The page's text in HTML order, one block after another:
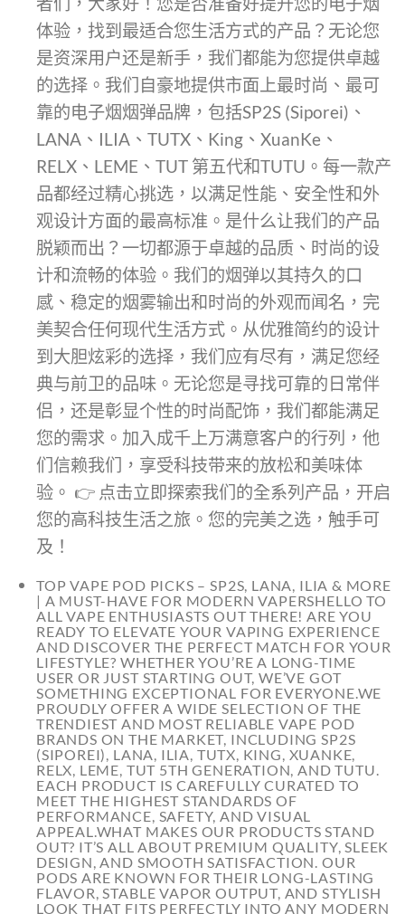
体验，找到最适合您生活方式的产品？无论您
是资深用户还是新手，我们都能为您提供卓越
的选择。我们自豪地提供市面上最时尚、最可
靠的电子烟烟弹品牌，包括SP2S (Siporei)、
LANA、ILIA、TUTX、King、XuanKe、
RELX、LEME、TUT 第五代和TUTU。每一款产
品都经过精心挑选，以满足性能、安全性和外
观设计方面的最高标准。是什么让我们的产品
脱颖而出？一切都源于卓越的品质、时尚的设
计和流畅的体验。我们的烟弹以其持久的口
感、稳定的烟雾输出和时尚的外观而闻名，完
美契合任何现代生活方式。从优雅简约的设计
到大胆炫彩的选择，我们应有尽有，满足您经
典与前卫的品味。无论您是寻找可靠的日常伴
侣，还是彰显个性的时尚配饰，我们都能满足
您的需求。加入成千上万满意客户的行列，他
们信赖我们，享受科技带来的放松和美味体
验。 👉 点击立即探索我们的全系列产品，开启
您的高科技生活之旅。您的完美之选，触手可
及！
TOP VAPE POD PICKS – SP2S, LANA, ILIA & MORE
| A MUST-HAVE FOR MODERN VAPERSHELLO TO
ALL VAPE ENTHUSIASTS OUT THERE! ARE YOU
READY TO ELEVATE YOUR VAPING EXPERIENCE
AND DISCOVER THE PERFECT MATCH FOR YOUR
LIFESTYLE? WHETHER YOU’RE A LONG-TIME
USER OR JUST STARTING OUT, WE’VE GOT
SOMETHING EXCEPTIONAL FOR EVERYONE.WE
PROUDLY OFFER A WIDE SELECTION OF THE
TRENDIEST AND MOST RELIABLE VAPE POD
BRANDS ON THE MARKET, INCLUDING SP2S
(SIPOREI), LANA, ILIA, TUTX, KING, XUANKE,
RELX, LEME, TUT 5TH GENERATION, AND TUTU.
EACH PRODUCT IS CAREFULLY CURATED TO
MEET THE HIGHEST STANDARDS OF
PERFORMANCE, SAFETY, AND VISUAL
APPEAL.WHAT MAKES OUR PRODUCTS STAND
OUT? IT’S ALL ABOUT PREMIUM QUALITY, SLEEK
DESIGN, AND SMOOTH SATISFACTION. OUR
PODS ARE KNOWN FOR THEIR LONG-LASTING
FLAVOR, STABLE VAPOR OUTPUT, AND STYLISH
LOOK THAT FITS PERFECTLY INTO ANY MODERN